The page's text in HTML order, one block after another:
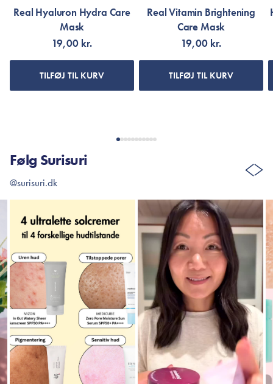
Real Hyaluron Hydra Care
Mask
19,00 kr.
TILFØJ TIL KURV
Real Vitamin Brightening
Care Mask
19,00 kr.
TILFØJ TIL KURV
Følg Surisuri
@surisuri.dk